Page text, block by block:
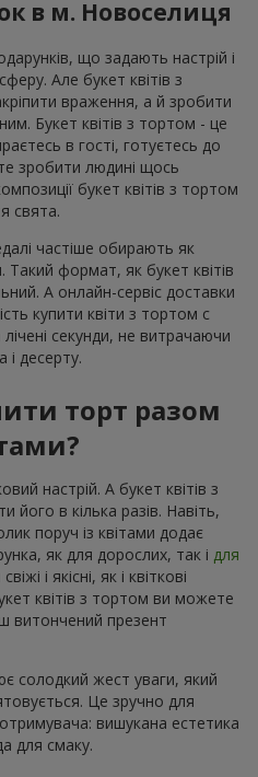
в м. Новоселиця
що задають настрій і
Але букет квітів з
враження, а й зробити
Букет квітів з тортом - це
в гості, готуєтесь до
зробити людині щось
букет квітів з тортом
свята.
частіше обирають як
формат, як букет квітів
А онлайн-сервіс доставки
купити квіти з тортом с
секунди, не витрачаючи
десерту.
торт разом
настрій. А букет квітів з
його в кілька разів. Навіть,
поруч із квітами додає
як для дорослих, так і для
і якісні, як і квіткові
квітів з тортом ви можете
витончений презент
солодкий жест уваги, який
Це зручно для
вишукана естетика
для смаку.